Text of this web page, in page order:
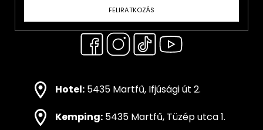
FELIRATKOZÁS
Hotel: 5435 Martfű, Ifjúsági út 2.
Kemping: 5435 Martfű, Tüzép utca 1.